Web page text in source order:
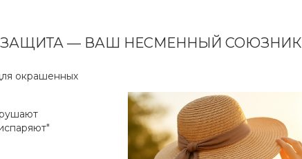
— ВАШ НЕСМЕННЫЙ СОЮЗНИК
окрашенных